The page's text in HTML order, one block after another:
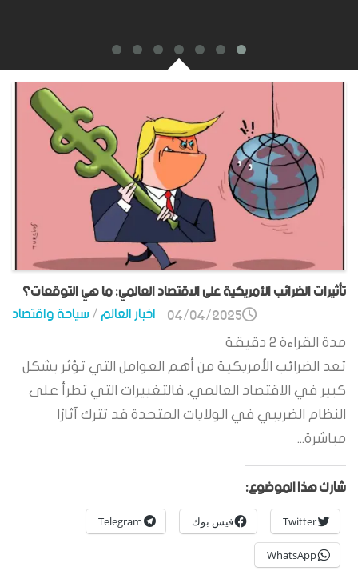
تأثيرات الضرائب الأمريكية على الاقتصاد العالمي: ما هي التوقعات؟
اخبار العالم/سياحة واقتصاد 04/04/2025
مدة القراءة 2 دقيقة
تعد الضرائب الأمريكية من أهم العوامل التي تؤثر بشكل
كبير في الاقتصاد العالمي. فالتغييرات التي تطرأ على
النظام الضريبي في الولايات المتحدة قد تترك آثارًا
مباشرة...
شارك هذا الموضوع:
Twitter فيس بوك Telegram
WhatsApp